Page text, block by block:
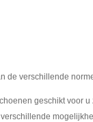
de verschillende
geschikt voor